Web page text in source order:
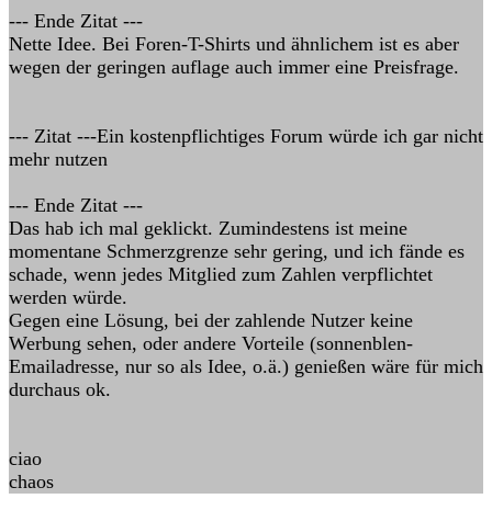
--- Ende Zitat ---
Nette Idee. Bei Foren-T-Shirts und ähnlichem ist es aber
wegen der geringen auflage auch immer eine Preisfrage.
--- Zitat ---Ein kostenpflichtiges Forum würde ich gar nicht
mehr nutzen
--- Ende Zitat ---
Das hab ich mal geklickt. Zumindestens ist meine
momentane Schmerzgrenze sehr gering, und ich fände es
schade, wenn jedes Mitglied zum Zahlen verpflichtet
werden würde.
Gegen eine Lösung, bei der zahlende Nutzer keine
Werbung sehen, oder andere Vorteile (sonnenblen-
Emailadresse, nur so als Idee, o.ä.) genießen wäre für mich
durchaus ok.
ciao
chaos